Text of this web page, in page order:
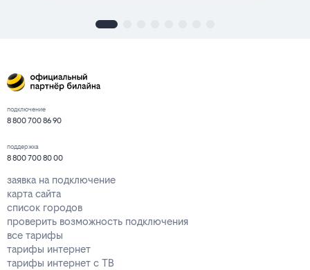
подключение
8 800 700 86 90
поддержка
8 800 700 80 00
заявка на подключение
карта сайта
список городов
проверить возможность подключения
все тарифы
тарифы интернет
тарифы интернет с ТВ